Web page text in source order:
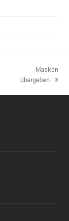
Nächster
Beitrag:
Masken
übergeben